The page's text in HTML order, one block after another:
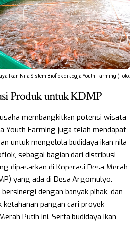
Ikan Nila Sistem Bioflok di Jogja Youth Farming (Foto:
Produk untuk KDMP
membangkitkan potensi wisata
Youth Farming juga telah mendapat
untuk mengelola budidaya ikan nila
sebagai bagian dari distribusi
dipasarkan di Koperasi Desa Merah
yang ada di Desa Argomulyo.
bersinergi dengan banyak pihak, dan
ketahanan pangan dari proyek
Putih ini. Serta budidaya ikan